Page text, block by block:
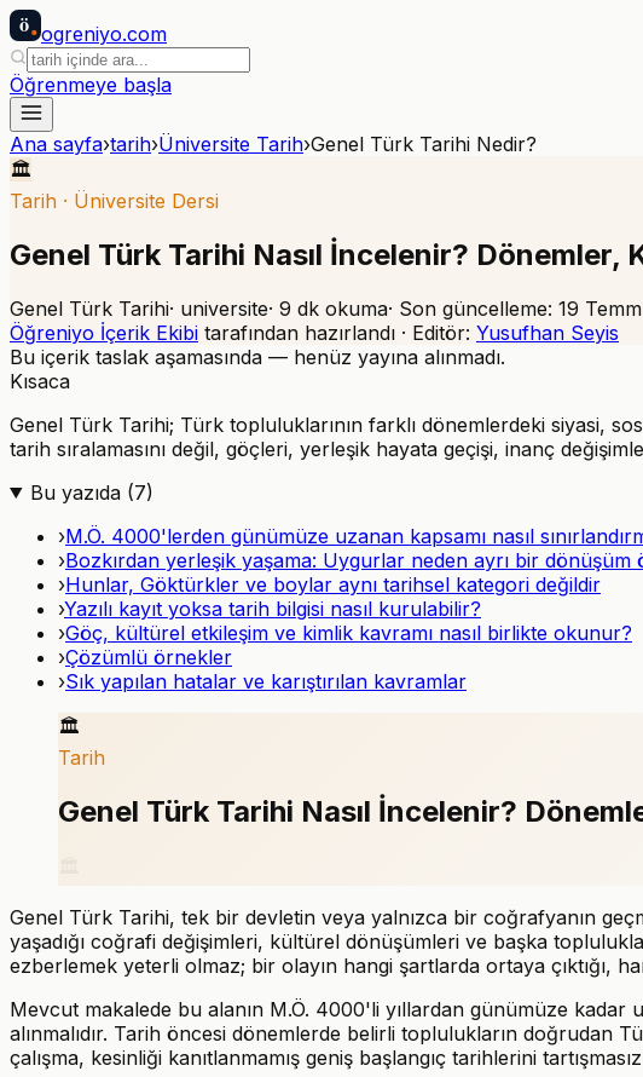
ö ogreniyo.com
Öğrenmeye başla
Ana sayfa›tarih›Üniversite Tarih›Genel Türk Tarihi Nedir?
🏛️
Tarih · Üniversite Dersi
Genel Türk Tarihi Nasıl İncelenir? Dönemler,
Genel Türk Tarihi· universite· 9 dk okuma· Son güncelleme: 19
Öğreniyo İçerik Ekibi tarafından hazırlandı · Editör: Yusufhan Seyis
Bu içerik taslak aşamasında — henüz yayına alınmadı.
Kısaca
Genel Türk Tarihi; Türk topluluklarının farklı dönemlerdeki siyasi,
tarih sıralamasını değil, göçleri, yerleşik hayata geçişi, inanç
Bu yazıda (7)
›M.Ö. 4000'lerden günümüze uzanan kapsamı nasıl
›Bozkırdan yerleşik yaşama: Uygurlar neden ayrı bir dönüşüm
›Hunlar, Göktürkler ve boylar aynı tarihsel kategori değildir
›Yazılı kayıt yoksa tarih bilgisi nasıl kurulabilir?
›Göç, kültürel etkileşim ve kimlik kavramı nasıl birlikte okunur?
›Çözümlü örnekler
›Sık yapılan hatalar ve karıştırılan kavramlar
🏛️
Tarih
Genel Türk Tarihi Nasıl İncelenir?
Genel Türk Tarihi, tek bir devletin veya yalnızca bir coğrafyanın
yaşadığı coğrafi değişimleri, kültürel dönüşümleri ve başka
ezberlemek yeterli olmaz; bir olayın hangi şartlarda ortaya çıktığı,
Mevcut makalede bu alanın M.Ö. 4000'li yıllardan günümüze
alınmalıdır. Tarih öncesi dönemlerde belirli toplulukların doğrudan
çalışma, kesinliği kanıtlanmamış geniş başlangıç tarihlerini